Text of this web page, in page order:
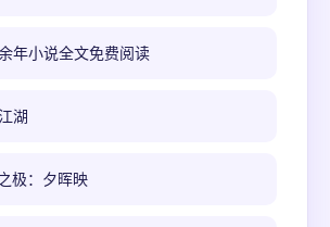
年小说全文免费阅读
湖
极：夕晖映